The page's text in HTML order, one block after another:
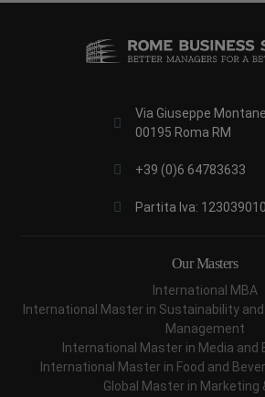
Via Giuseppe
00195 Roma RM
+39 (0)6 64783633
Partita Iva:
Our Masters
International MBA
International Master in Sustainability
Management
International Master in Media
International Master in Food and
Global Master in Marketing